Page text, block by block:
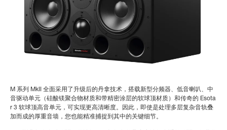
M 系列 MkII 全面采用了升级后的丹拿技术，搭载新型分频器、低音喇叭、中
音驱动单元（硅酸镁聚合物材质和带精密涂层的软球顶材质）和传奇的 Esota
r 3 软球顶高音单元，可实现更高清晰度。因此，即使是处理多层复杂音轨叠
加而成的厚重音墙，您也能精准捕捉到其中的关键细节。